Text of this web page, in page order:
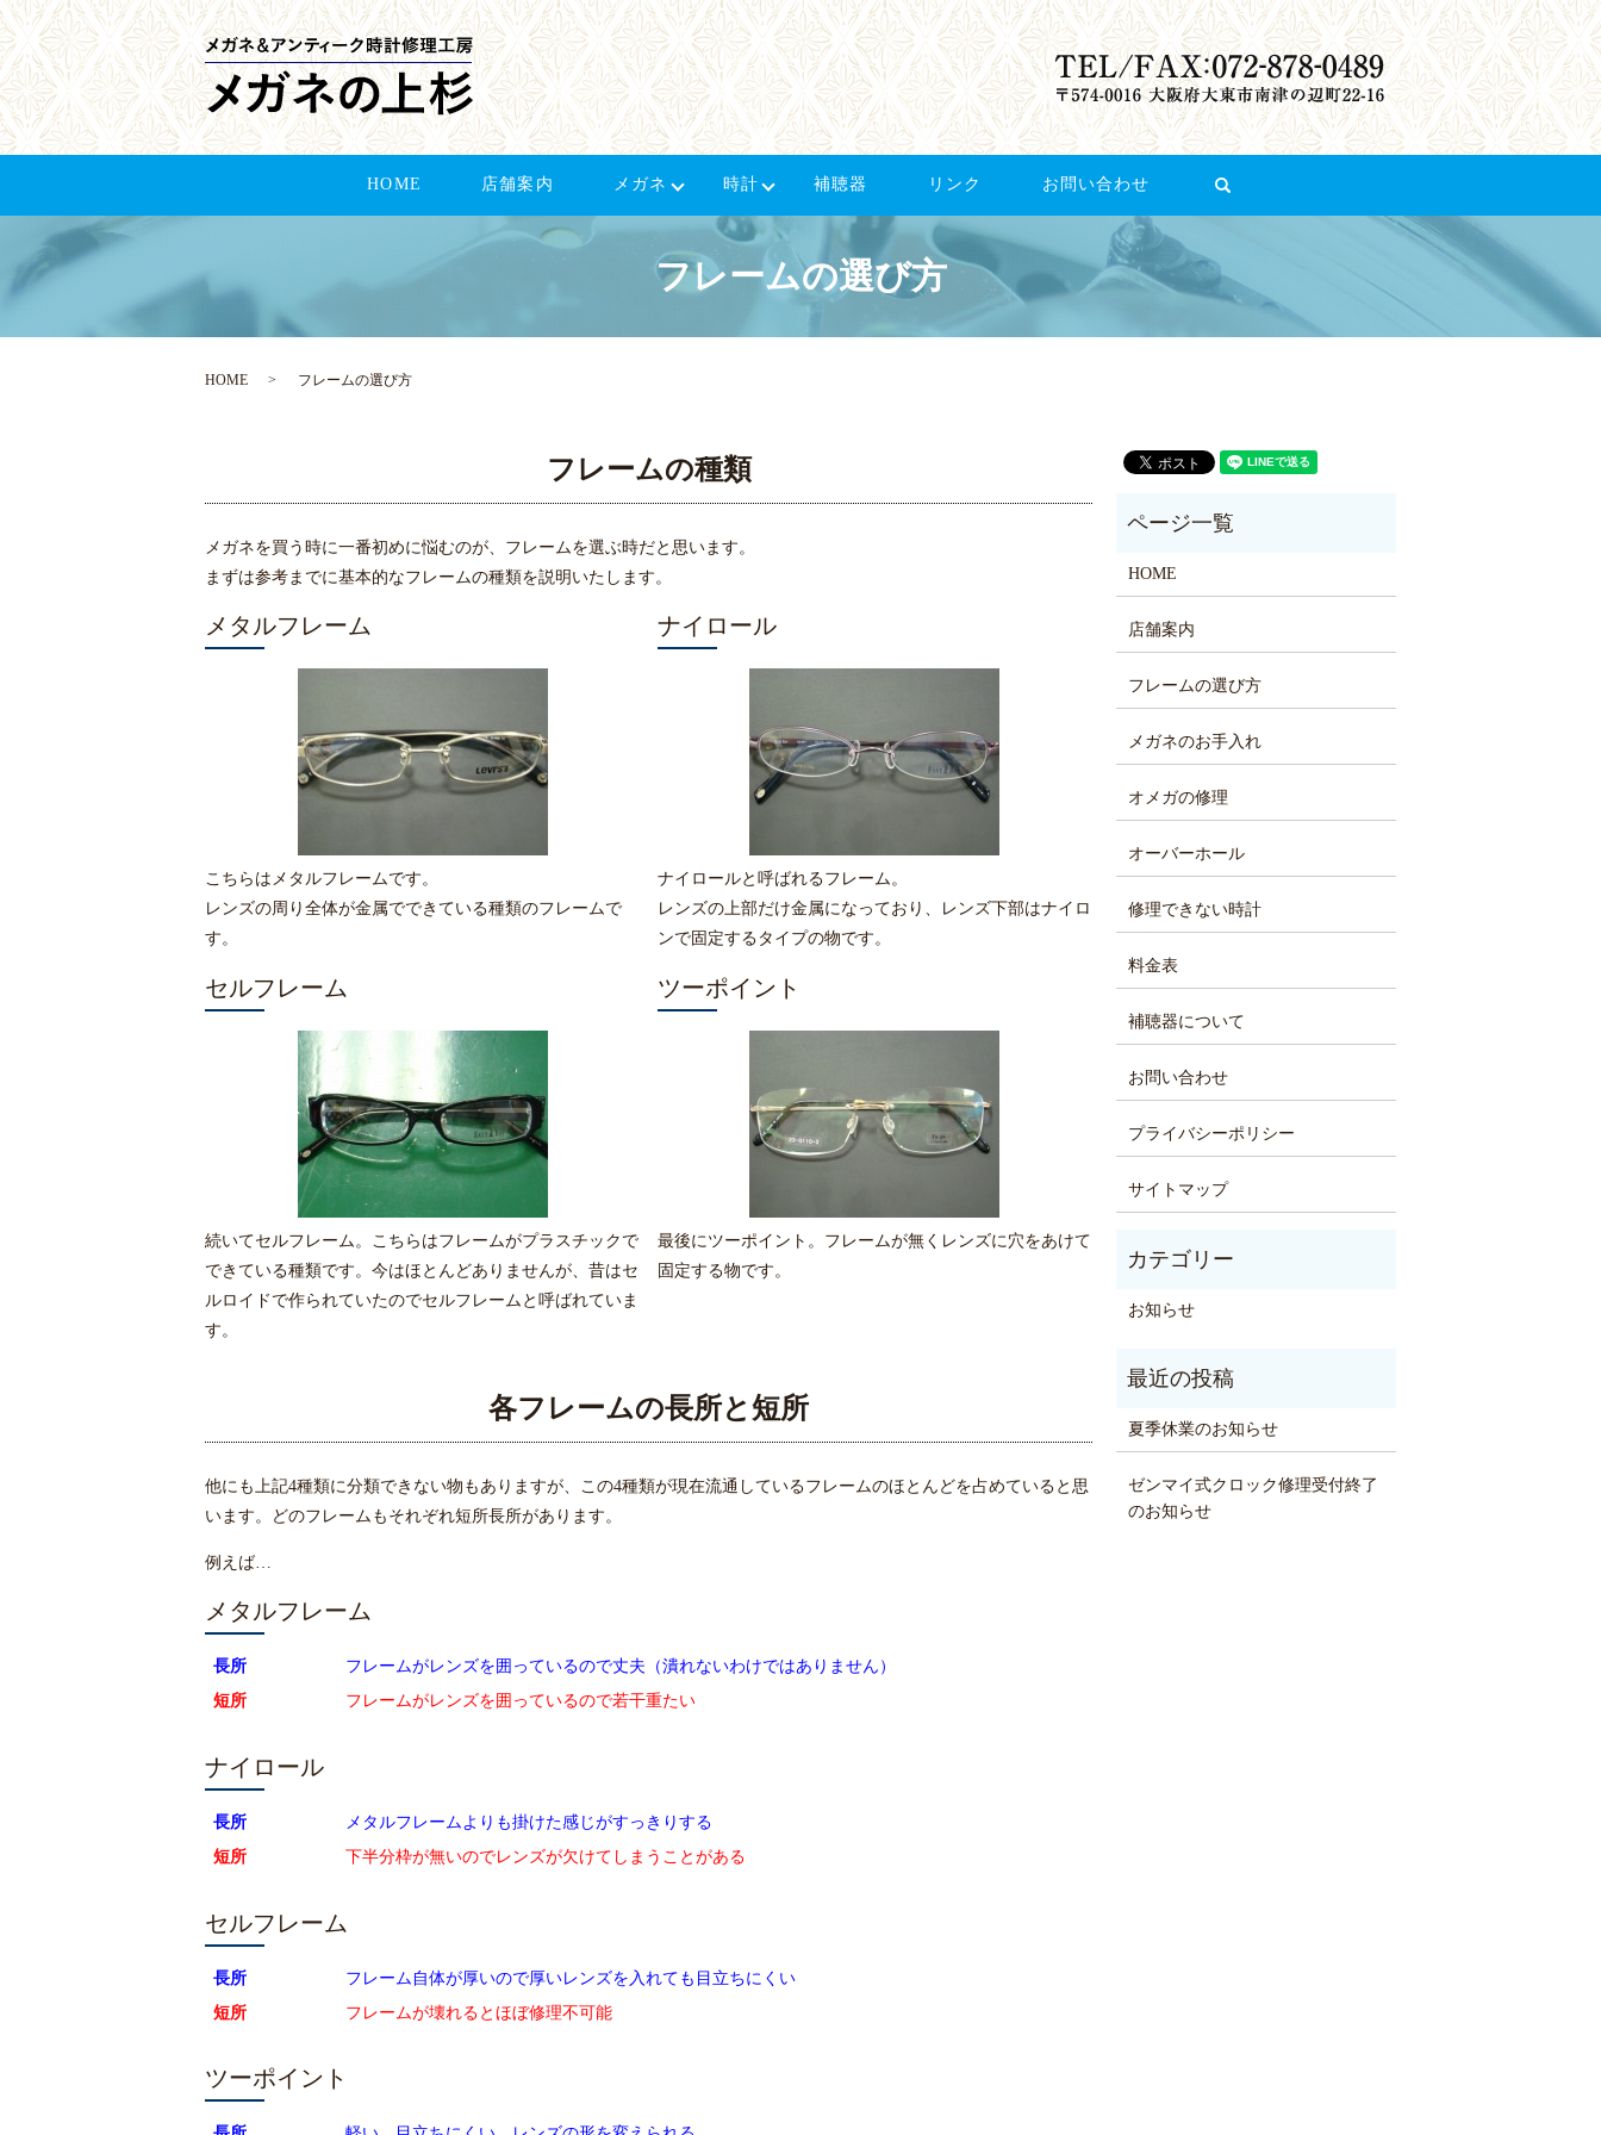
HOME 店舗案内 メガネ 時計 補聴器 リンク お問い合わせ
search
フレームの選び方
HOME フレームの選び方
フレームの種類
メガネを買う時に一番初めに悩むのが、フレームを選ぶ時だと思います。
まずは参考までに基本的なフレームの種類を説明いたします。
メタルフレーム
こちらはメタルフレームです。
レンズの周り全体が金属でできている種類のフレームで
す。
ナイロール
ナイロールと呼ばれるフレーム。
レンズの上部だけ金属になっており、レンズ下部はナイロ
ンで固定するタイプの物です。
セルフレーム
続いてセルフレーム。こちらはフレームがプラスチックで
できている種類です。今はほとんどありませんが、昔はセ
ルロイドで作られていたのでセルフレームと呼ばれていま
す。
ツーポイント
最後にツーポイント。フレームが無くレンズに穴をあけて
固定する物です。
各フレームの長所と短所
他にも上記4種類に分類できない物もありますが、この4種類が現在流通しているフレームのほとんどを占めていると思
います。どのフレームもそれぞれ短所長所があります。
例えば…
メタルフレーム
長所
フレームがレンズを囲っているので丈夫（潰れないわけではありません）
短所
フレームがレンズを囲っているので若干重たい
ナイロール
長所
メタルフレームよりも掛けた感じがすっきりする
短所
下半分枠が無いのでレンズが欠けてしまうことがある
セルフレーム
長所
フレーム自体が厚いので厚いレンズを入れても目立ちにくい
短所
フレームが壊れるとほぼ修理不可能
ツーポイント
HOME
店舗案内
フレームの選び方
メガネのお手入れ
オメガの修理
オーバーホール
修理できない時計
料金表
補聴器について
お問い合わせ
プライバシーポリシー
サイトマップ
お知らせ
夏季休業のお知らせ
ゼンマイ式クロック修理受付終了
のお知らせ